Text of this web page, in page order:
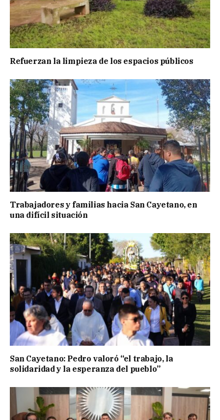
Refuerzan la limpieza de los espacios públicos
Trabajadores y familias hacia San Cayetano, en
una difícil situación
San Cayetano: Pedro valoró “el trabajo, la
solidaridad y la esperanza del pueblo”